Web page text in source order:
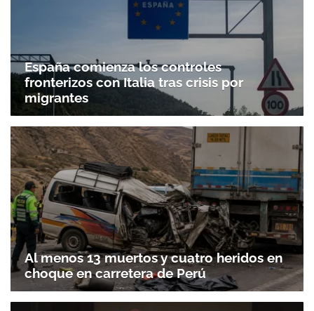
España comienza los controles
fronterizos con Italia tras crisis por
migrantes
Al menos 13 muertos y cuatro heridos en
choque en carretera de Perú